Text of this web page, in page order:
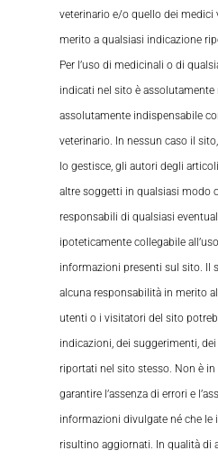
veterinario e/o quello dei medici
merito a qualsiasi indicazione
Per l’uso di medicinali o di
indicati nel sito è assolutamente
assolutamente indispensabile
veterinario. In nessun caso il
lo gestisce, gli autori degli
altre soggetti in qualsiasi modo
responsabili di qualsiasi
ipoteticamente collegabile
informazioni presenti sul sito. Il
alcuna responsabilità in merito
utenti o i visitatori del sito
indicazioni, dei suggerimenti,
riportati nel sito stesso. Non è
garantire l’assenza di errori e
informazioni divulgate né che le
risultino aggiornati. In qualità di